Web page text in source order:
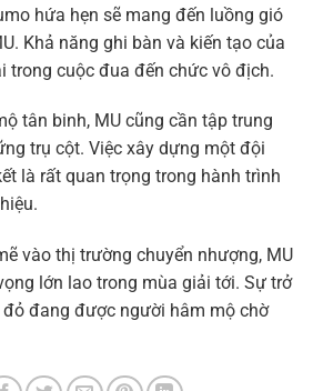
hứa hẹn sẽ mang đến luồng gió
Khả năng ghi bàn và kiến tạo của
trong cuộc đua đến chức vô địch.
tân binh, MU cũng cần tập trung
trụ cột. Việc xây dựng một đội
là rất quan trọng trong hành trình
vào thị trường chuyển nhượng, MU
lớn lao trong mùa giải tới. Sự trở
đỏ đang được người hâm mộ chờ